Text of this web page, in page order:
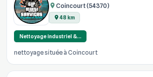
Coincourt (54370)
48 km
Nettoyage industriel &…
nettoyage située à Coincourt